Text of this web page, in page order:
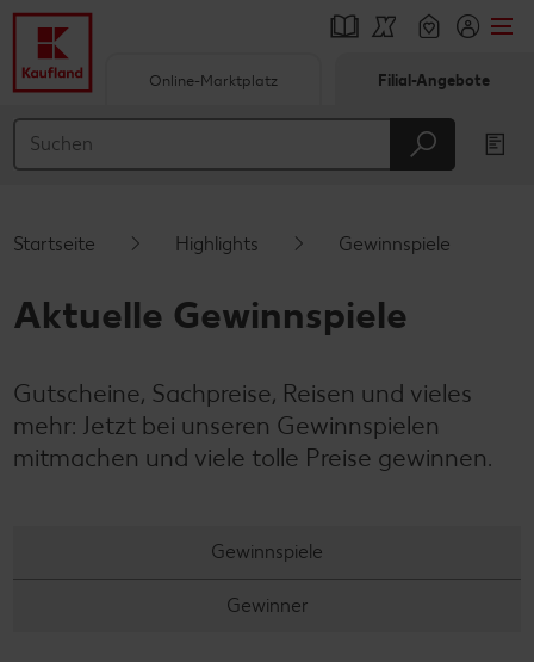
Hauptinhalt
Online-Marktplatz Filial-Angebote
Startseite Highlights Gewinnspiele
Aktuelle Gewinnspiele
Gutscheine, Sachpreise, Reisen und vieles
mehr: Jetzt bei unseren Gewinnspielen
mitmachen und viele tolle Preise gewinnen.
Gewinnspiele
Gewinner